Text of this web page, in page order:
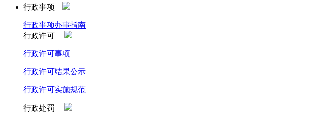
行政事项
行政事项办事指南
行政许可
行政许可事项
行政许可结果公示
行政许可实施规范
行政处罚